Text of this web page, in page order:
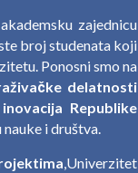
zajednicu
broj studenata koji
Ponosni smo na
delatnosti
Republike
i društva.
,Univerzitet